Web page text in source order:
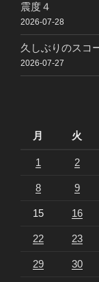
震度４
2026-07-28
久しぶりのスコ
2026-07-27
月
火
1 2
8 9
15 16
22 23
29 30